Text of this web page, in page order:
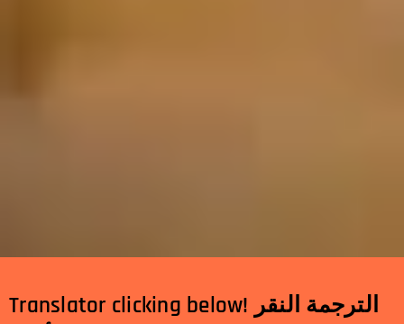
Translator clicking below! الترجمة النقر